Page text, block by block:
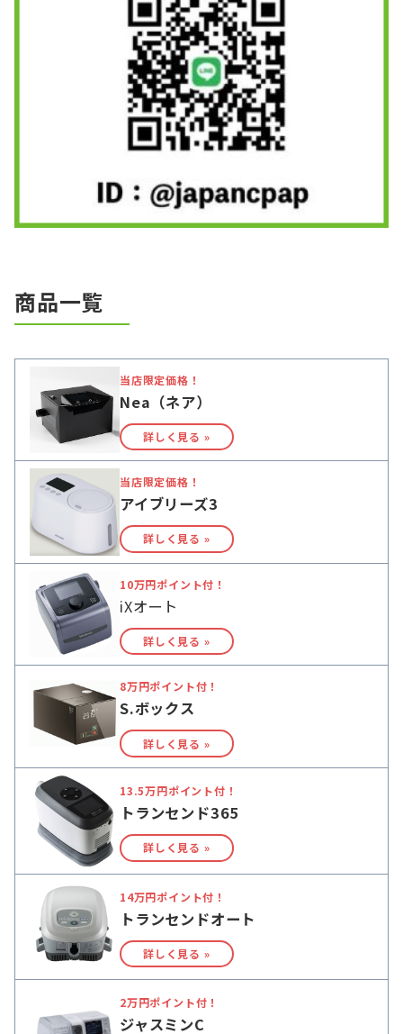
商品一覧
当店限定価格！
Nea（ネア）
詳しく見る »
当店限定価格！
アイブリーズ3
詳しく見る »
10万円ポイント付！
iXオート
詳しく見る »
8万円ポイント付！
S.ボックス
詳しく見る »
13.5万円ポイント付！
トランセンド365
詳しく見る »
14万円ポイント付！
トランセンドオート
詳しく見る »
2万円ポイント付！
ジャスミンC